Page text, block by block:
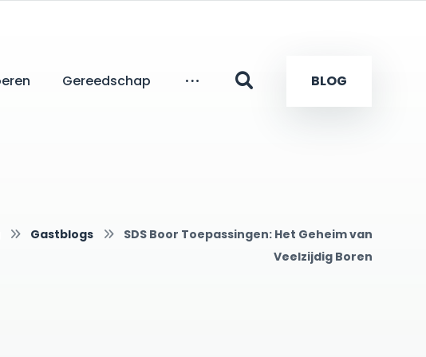
BLOG
Gereedschap
Gastblogs
SDS Boor Toepassingen: Het Geheim van
Veelzijdig Boren